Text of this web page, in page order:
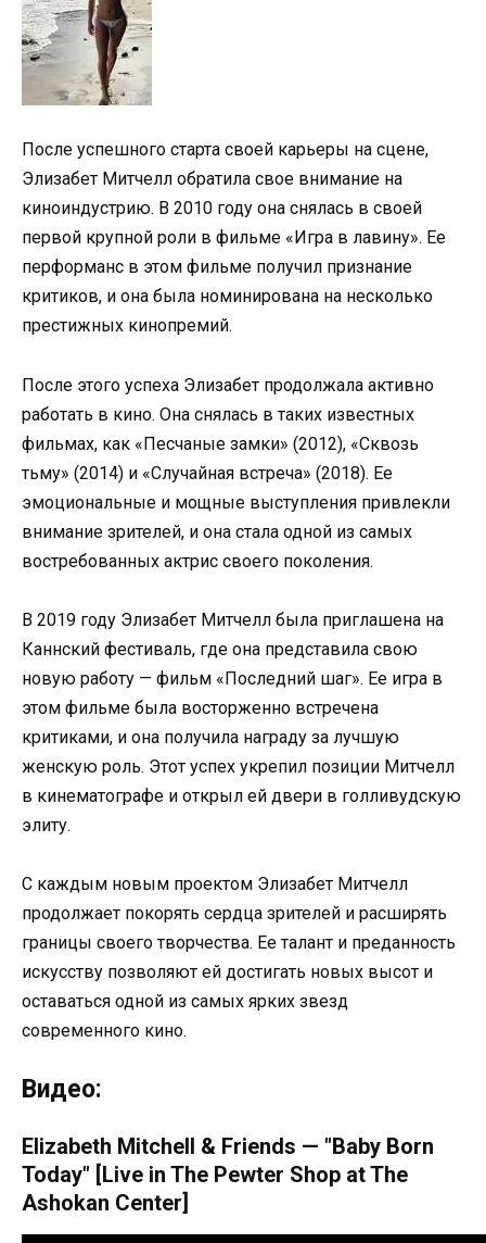
После успешного старта своей карьеры на сцене,
Элизабет Митчелл обратила свое внимание на
киноиндустрию. В 2010 году она снялась в своей
первой крупной роли в фильме «Игра в лавину». Ее
перформанс в этом фильме получил признание
критиков, и она была номинирована на несколько
престижных кинопремий.
После этого успеха Элизабет продолжала активно
работать в кино. Она снялась в таких известных
фильмах, как «Песчаные замки» (2012), «Сквозь
тьму» (2014) и «Случайная встреча» (2018). Ее
эмоциональные и мощные выступления привлекли
внимание зрителей, и она стала одной из самых
востребованных актрис своего поколения.
В 2019 году Элизабет Митчелл была приглашена на
Каннский фестиваль, где она представила свою
новую работу — фильм «Последний шаг». Ее игра в
этом фильме была восторженно встречена
критиками, и она получила награду за лучшую
женскую роль. Этот успех укрепил позиции Митчелл
в кинематографе и открыл ей двери в голливудскую
элиту.
С каждым новым проектом Элизабет Митчелл
продолжает покорять сердца зрителей и расширять
границы своего творчества. Ее талант и преданность
искусству позволяют ей достигать новых высот и
оставаться одной из самых ярких звезд
современного кино.
Видео:
Elizabeth Mitchell & Friends — "Baby Born
Today" [Live in The Pewter Shop at The
Ashokan Center]